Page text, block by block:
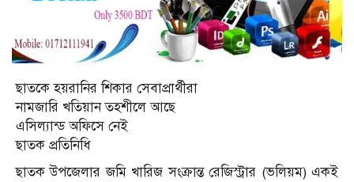
ছাতকে হয়রানির শিকার সেবাপ্রার্থীরা
নামজারি খতিয়ান তহশীলে আছে
এসিল্যান্ড অফিসে নেই
ছাতক প্রতিনিধি
ছাতক উপজেলার জমি খারিজ সংক্রান্ত রেজিস্ট্রার (ভলিয়ম) একই